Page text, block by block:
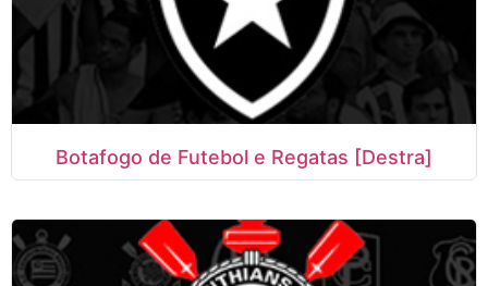
Botafogo de Futebol e Regatas [Destra]